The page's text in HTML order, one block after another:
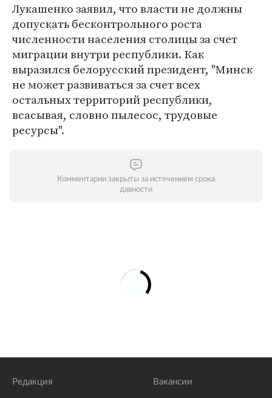
Лукашенко заявил, что власти не должны
допускать бесконтрольного роста
численности населения столицы за счет
миграции внутри республики. Как
выразился белорусский президент, "Минск
не может развиваться за счет всех
остальных территорий республики,
всасывая, словно пылесос, трудовые
ресурсы".
Комментарии закрыты за истечением срока
давности
Редакция Вакансии